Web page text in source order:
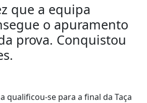
que a equipa
o apuramento
prova. Conquistou
qualificou-se para a final da Taça